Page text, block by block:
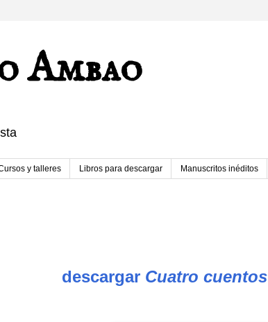
Ambao
y talleres Libros para descargar Manuscritos inéditos
descargar Cuatro cuentos